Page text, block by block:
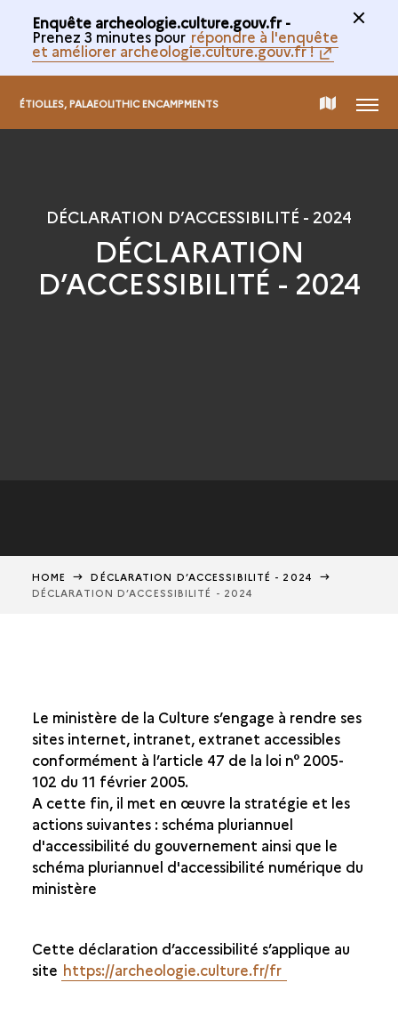
Enquête archeologie.culture.gouv.fr -
Prenez 3 minutes pour répondre à l'enquête
et améliorer archeologie.culture.gouv.fr !
ÉTIOLLES, PALAEOLITHIC ENCAMPMENTS MAP
THE
MENU
DÉCLARATION D’ACCESSIBILITÉ - 2024
DÉCLARATION
D’ACCESSIBILITÉ - 2024
HOME
DÉCLARATION D’ACCESSIBILITÉ - 2024
DÉCLARATION D’ACCESSIBILITÉ - 2024
Le ministère de la Culture s’engage à rendre ses
sites internet, intranet, extranet accessibles
conformément à l’article 47 de la loi n° 2005-
102 du 11 février 2005.
A cette fin, il met en œuvre la stratégie et les
actions suivantes : schéma pluriannuel
d'accessibilité du gouvernement ainsi que le
schéma pluriannuel d'accessibilité numérique du
ministère
Cette déclaration d’accessibilité s’applique au
site https://archeologie.culture.fr/fr